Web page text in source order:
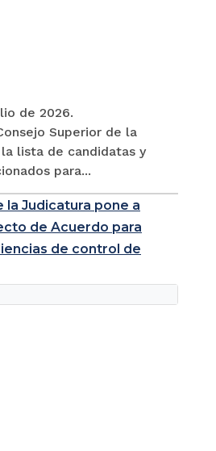
de 2026.
Superior de la
lista de candidatas y
para...
la Judicatura pone a
de Acuerdo para
de control de